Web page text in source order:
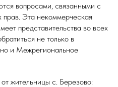
вопросами, связанными с
прав. Эта некоммерческая
представительства во всех
не только в
и Межрегиональное
жительницы с. Березово: